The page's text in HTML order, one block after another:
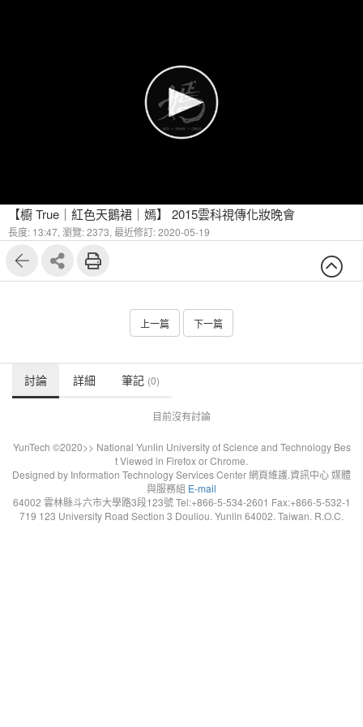
【櫥 True｜紅色天鵝裙｜嫣】 2015雲科視傳化妝晚會
長度: 13:47, 瀏覽: 2373, 最近修訂: 2020-05-19
上一篇 下一篇
討論 詳細 筆記 (0)
目前沒有討論
YunTech ©2020>> National Yunlin University of Science and Technology Bes
t Viewed in Firefox or Chrome.
Designed by Information Technology Services Center 網頁維護.資訊中心 媒體
與服務組 E-mail
64002 雲林縣斗六市大學路3段123號 Tel:+866-5-534-2601 Fax:+866-5-532-1
719 123 University Road Section 3 Douliou. Yunlin 64002. Taiwan. R.O.C.